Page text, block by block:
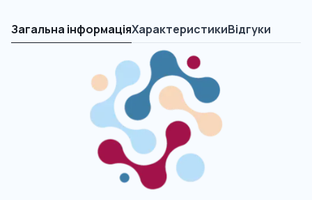
Загальна інформаціяХарактеристикиВідгуки